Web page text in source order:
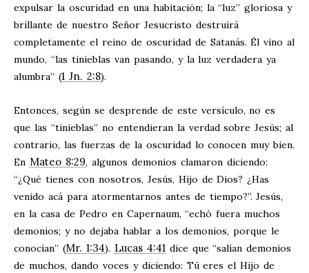
expulsar la oscuridad en una habitación; la “luz” gloriosa y
brillante de nuestro Señor Jesucristo destruirá
completamente el reino de oscuridad de Satanás. Él vino al
mundo, “las tinieblas van pasando, y la luz verdadera ya
alumbra” (1 Jn. 2:8).
Entonces, según se desprende de este versículo, no es
que las “tinieblas” no entendieran la verdad sobre Jesús; al
contrario, las fuerzas de la oscuridad lo conocen muy bien.
En Mateo 8:29, algunos demonios clamaron diciendo:
“¿Qué tienes con nosotros, Jesús, Hijo de Dios? ¿Has
venido acá para atormentarnos antes de tiempo?”. Jesús,
en la casa de Pedro en Capernaum, “echó fuera muchos
demonios; y no dejaba hablar a los demonios, porque le
conocían” (Mr. 1:34). Lucas 4:41dice que “salían demonios
de muchos, dando voces y diciendo: Tú eres el Hijo de